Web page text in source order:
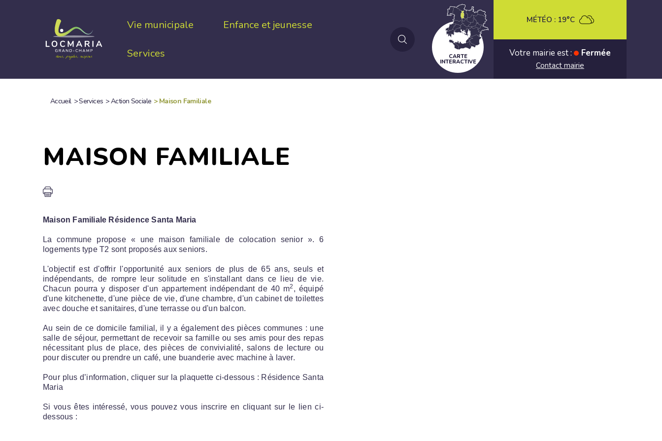
Vie municipale Enfance et jeunesse
Services CARTE
INTERACTIVE
MÉTÉO : 19°C
Votre mairie est : Fermée
Contact mairie
Accueil >Services >Action Sociale >Maison Familiale
MAISON FAMILIALE
Maison Familiale Résidence Santa Maria
La commune propose « une maison familiale de colocation senior ». 6
logements type T2 sont proposés aux seniors.
L'objectif est d'offrir l'opportunité aux seniors de plus de 65 ans, seuls et
indépendants, de rompre leur solitude en s'installant dans ce lieu de vie.
Chacun pourra y disposer d'un appartement indépendant de 40 m2 , équipé
d'une kitchenette, d'une pièce de vie, d'une chambre, d'un cabinet de toilettes
avec douche et sanitaires, d'une terrasse ou d'un balcon.
Au sein de ce domicile familial, il y a également des pièces communes : une
salle de séjour, permettant de recevoir sa famille ou ses amis pour des repas
nécessitant plus de place, des pièces de convivialité, salons de lecture ou
pour discuter ou prendre un café, une buanderie avec machine à laver.
Pour plus d’information, cliquer sur la plaquette ci-dessous : Résidence Santa
Maria
Si vous êtes intéressé, vous pouvez vous inscrire en cliquant sur le lien ci-
dessous :